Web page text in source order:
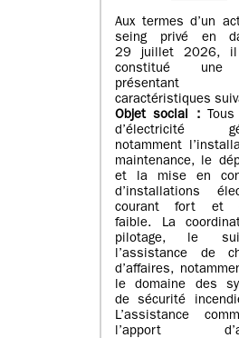
Aux termes d’un
seing privé en
29 juillet 2026,
constitué
caractéristiques
Objet social :
d’électricité
notamment
maintenance, le
et la mise en
d’installations
courant fort et
faible. La
pilotage, le
l’assistance de
d’affaires,
le domaine des
de sécurité
L’assistance
l’apport